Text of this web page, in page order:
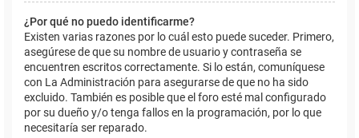
¿Por qué no puedo identificarme?
Existen varias razones por lo cuál esto puede suceder. Primero,
asegúrese de que su nombre de usuario y contraseña se
encuentren escritos correctamente. Si lo están, comuníquese
con La Administración para asegurarse de que no ha sido
excluido. También es posible que el foro esté mal configurado
por su dueño y/o tenga fallos en la programación, por lo que
necesitaría ser reparado.